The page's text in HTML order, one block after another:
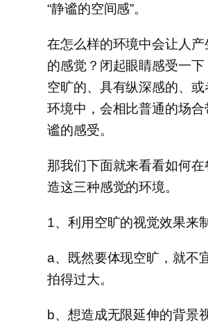
“静谧的空间感”。
在怎么样的环境中会让人产
的感觉？闭起眼睛感受一下
空旷的、具有纵深感的、或
环境中，会相比普通的场合
谧的感受。
那我们下面就来看看如何在
造这三种感觉的环境。
1、利用空旷的视觉效果来
a、既然要体现空旷，就不
拍得过大。
b、想造成无限延伸的背景